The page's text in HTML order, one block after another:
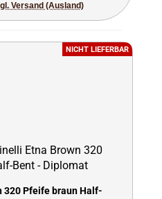
Versand (Ausland)
NICHT LIEFERBAR
320 Pfeife braun Half-